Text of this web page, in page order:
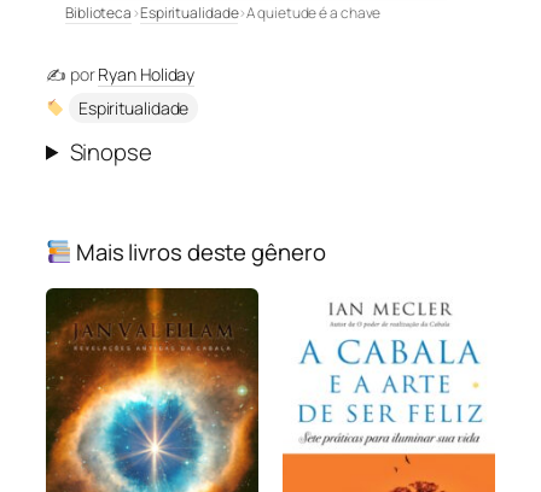
Biblioteca›Espiritualidade›A quietude é a chave
✍️ porRyan Holiday
Espiritualidade
Sinopse
Mais livros deste gênero